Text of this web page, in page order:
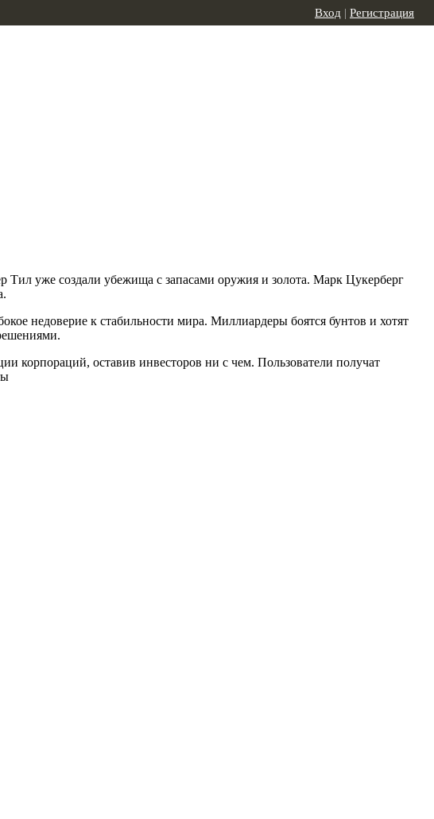
Вход | Регистрация
уже создали убежища с запасами оружия и золота. Марк Цукерберг
недоверие к стабильности мира. Миллиардеры боятся бунтов и хотят
корпораций, оставив инвесторов ни с чем. Пользователи получат